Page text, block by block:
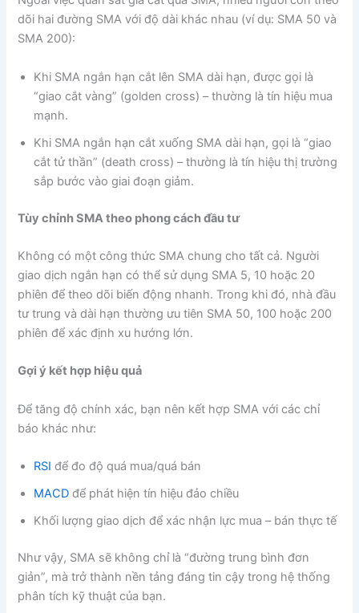
dõi hai đường SMA với độ dài khác nhau (ví dụ: SMA 50 và
SMA 200):
Khi SMA ngắn hạn cắt lên SMA dài hạn, được gọi là
“giao cắt vàng” (golden cross) – thường là tín hiệu mua
mạnh.
Khi SMA ngắn hạn cắt xuống SMA dài hạn, gọi là “giao
cắt tử thần” (death cross) – thường là tín hiệu thị trường
sắp bước vào giai đoạn giảm.
Tùy chỉnh SMA theo phong cách đầu tư
Không có một công thức SMA chung cho tất cả. Người
giao dịch ngắn hạn có thể sử dụng SMA 5, 10 hoặc 20
phiên để theo dõi biến động nhanh. Trong khi đó, nhà đầu
tư trung và dài hạn thường ưu tiên SMA 50, 100 hoặc 200
phiên để xác định xu hướng lớn.
Gợi ý kết hợp hiệu quả
Để tăng độ chính xác, bạn nên kết hợp SMA với các chỉ
báo khác như:
RSI để đo độ quá mua/quá bán
MACD để phát hiện tín hiệu đảo chiều
Khối lượng giao dịch để xác nhận lực mua – bán thực tế
Như vậy, SMA sẽ không chỉ là “đường trung bình đơn
giản”, mà trở thành nền tảng đáng tin cậy trong hệ thống
phân tích kỹ thuật của bạn.